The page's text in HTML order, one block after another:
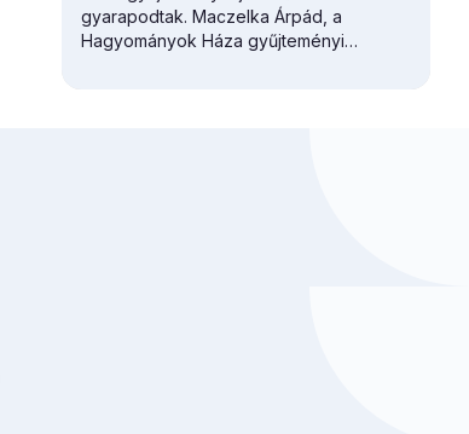
gyarapodtak. Maczelka Árpád, a
Hagyományok Háza gyűjteményi